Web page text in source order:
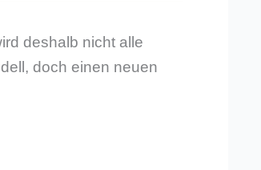
deshalb nicht alle
doch einen neuen